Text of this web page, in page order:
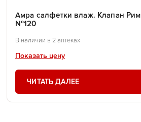
Амра салфетки влаж. Клапан Рим
№120
В наличии в 2 аптеках
Показать цену
ЧИТАТЬ ДАЛЕЕ